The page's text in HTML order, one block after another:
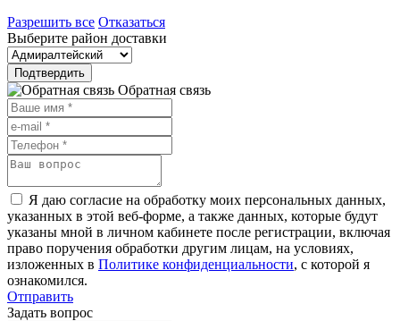
Разрешить все Отказаться
Выберите район доставки
Подтвердить
Обратная связь
Я даю согласие на обработку моих персональных данных,
указанных в этой веб-форме, а также данных, которые будут
указаны мной в личном кабинете после регистрации, включая
право поручения обработки другим лицам, на условиях,
изложенных в Политике конфиденциальности, с которой я
ознакомился.
Отправить
Задать вопрос